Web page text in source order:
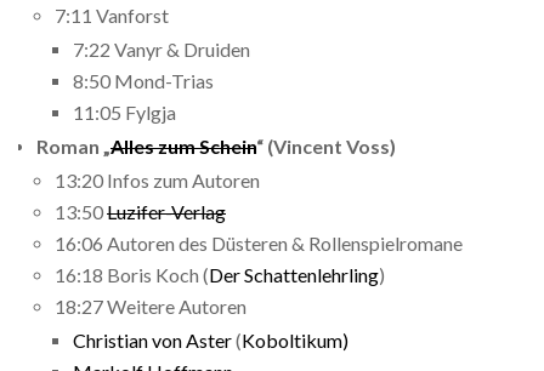
7:11 Vanforst
7:22 Vanyr & Druiden
8:50 Mond-Trias
11:05 Fylgja
Roman „Alles zum Schein“ (Vincent Voss)
13:20 Infos zum Autoren
13:50Luzifer-Verlag
16:06 Autoren des Düsteren & Rollenspielromane
16:18 Boris Koch (Der Schattenlehrling)
18:27 Weitere Autoren
Christian von Aster(Koboltikum)